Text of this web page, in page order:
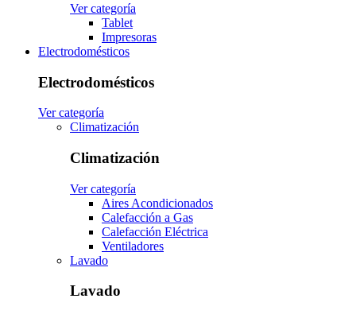
Ver categoría
Tablet
Impresoras
Electrodomésticos
Electrodomésticos
Ver categoría
Climatización
Climatización
Ver categoría
Aires Acondicionados
Calefacción a Gas
Calefacción Eléctrica
Ventiladores
Lavado
Lavado